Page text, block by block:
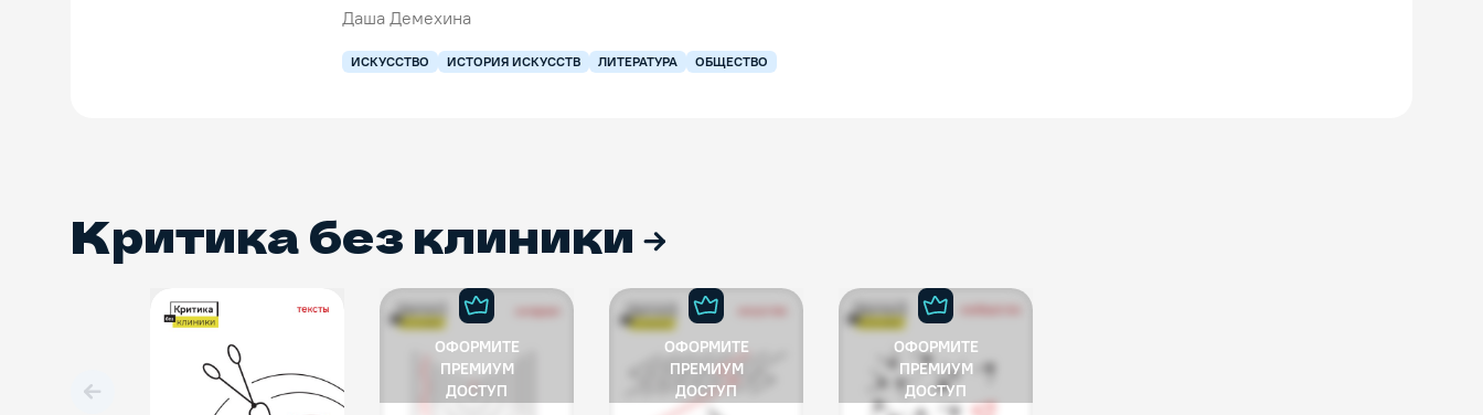
Даша Демехина
ИСКУССТВО ИСТОРИЯ ИСКУССТВ ЛИТЕРАТУРА ОБЩЕСТВО
Критика без клиники
Вперед
ОФОРМИТЕ
ПРЕМИУМ
ДОСТУП
ОФОРМИТЕ
ПРЕМИУМ
ДОСТУП
ОФОРМИТЕ
ПРЕМИУМ
ДОСТУП